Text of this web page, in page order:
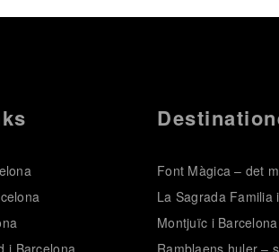
i Barcelona
Font Màgica – det
La Sagrada Familia
Montjuïc i Barcelona
Ramblaens huler –